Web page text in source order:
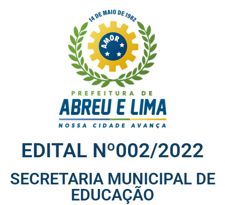
EDITAL Nº002/2022
SECRETARIA MUNICIPAL DE
EDUCAÇÃO